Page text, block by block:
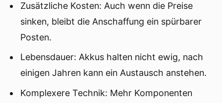
Zusätzliche Kosten: Auch wenn die Preise
sinken, bleibt die Anschaffung ein spürbarer
Posten.
Lebensdauer: Akkus halten nicht ewig, nach
einigen Jahren kann ein Austausch anstehen.
Komplexere Technik: Mehr Komponenten